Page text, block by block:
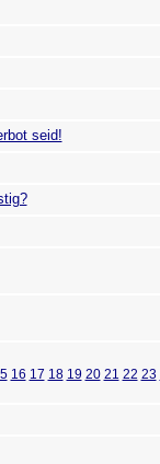
seid!
16 17 18 19 20 21 22 23